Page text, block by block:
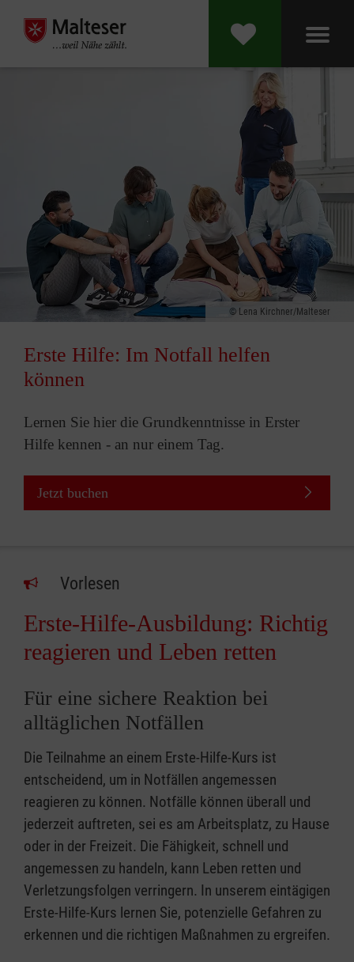
Lena Kirchner/Malteser
Erste Hilfe: Im Notfall helfen
können
Lernen Sie hier die Grundkenntnisse in Erster
Hilfe kennen - an nur einem Tag.
Jetzt buchen
Vorlesen
Erste-Hilfe-Ausbildung: Richtig
reagieren und Leben retten
Für eine sichere Reaktion bei
alltäglichen Notfällen
Die Teilnahme an einem Erste-Hilfe-Kurs ist
entscheidend, um in Notfällen angemessen
reagieren zu können. Notfälle können überall und
jederzeit auftreten, sei es am Arbeitsplatz, zu Hause
oder in der Freizeit. Die Fähigkeit, schnell und
angemessen zu handeln, kann Leben retten und
Verletzungsfolgen verringern. In unserem eintägigen
Erste-Hilfe-Kurs lernen Sie, potenzielle Gefahren zu
erkennen und die richtigen Maßnahmen zu ergreifen.